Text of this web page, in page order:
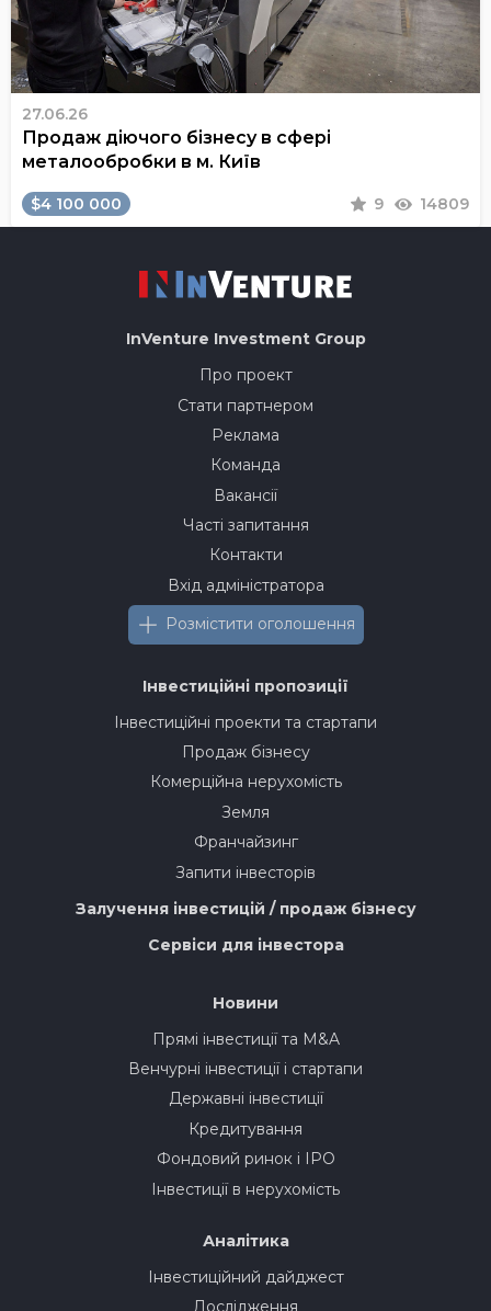
27.06.26
Продаж діючого бізнесу в сфері
металообробки в м. Київ
$4 100 000 9 14809
InVenture Investment Group
Про проект
Стати партнером
Реклама
Команда
Вакансії
Часті запитання
Контакти
Вхід адміністратора
Розмістити оголошення
Інвестиційні пропозиції
Інвестиційні проекти та стартапи
Продаж бізнесу
Комерційна нерухомість
Земля
Франчайзинг
Запити інвесторів
Залучення інвестицій / продаж бізнесу
Сервіси для інвестора
Новини
Прямі інвестиції та M&A
Венчурні інвестиції і стартапи
Державні інвестиції
Кредитування
Фондовий ринок і IPO
Інвестиції в нерухомість
Аналітика
Інвестиційний дайджест
Дослідження